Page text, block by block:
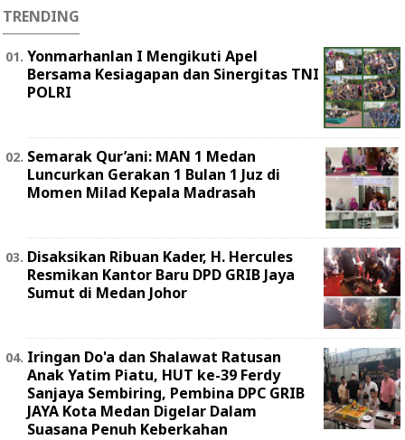
TRENDING
Yonmarhanlan I Mengikuti Apel
Bersama Kesiagapan dan Sinergitas TNI
POLRI
Semarak Qur’ani: MAN 1 Medan
Luncurkan Gerakan 1 Bulan 1 Juz di
Momen Milad Kepala Madrasah
Disaksikan Ribuan Kader, H. Hercules
Resmikan Kantor Baru DPD GRIB Jaya
Sumut di Medan Johor
Iringan Do'a dan Shalawat Ratusan
Anak Yatim Piatu, HUT ke-39 Ferdy
Sanjaya Sembiring, Pembina DPC GRIB
JAYA Kota Medan Digelar Dalam
Suasana Penuh Keberkahan